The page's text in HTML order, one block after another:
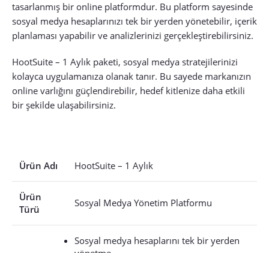
tasarlanmış bir online platformdur. Bu platform sayesinde
sosyal medya hesaplarınızı tek bir yerden yönetebilir, içerik
planlaması yapabilir ve analizlerinizi gerçekleştirebilirsiniz.
HootSuite – 1 Aylık paketi, sosyal medya stratejilerinizi
kolayca uygulamanıza olanak tanır. Bu sayede markanızın
online varlığını güçlendirebilir, hedef kitlenize daha etkili
bir şekilde ulaşabilirsiniz.
Ürün Adı HootSuite – 1 Aylık
Ürün
Türü
Sosyal Medya Yönetim Platformu
Sosyal medya hesaplarını tek bir yerden